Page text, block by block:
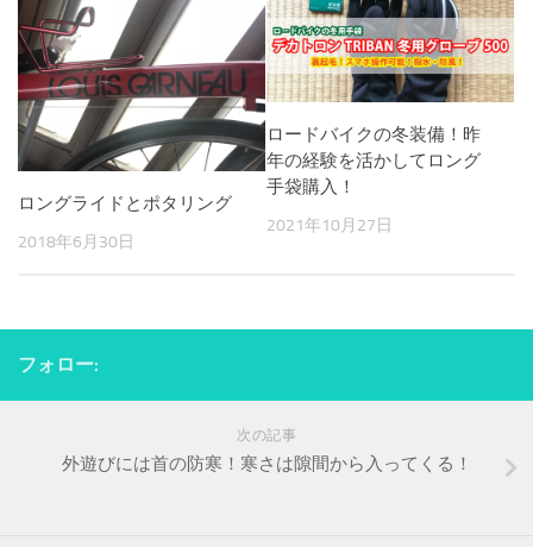
ロングライドとポタリング
2018年6月30日
ロードバイクの冬装備！昨
年の経験を活かしてロング
手袋購入！
2021年10月27日
フォロー:
次の記事
外遊びには首の防寒！寒さは隙間から入ってくる！